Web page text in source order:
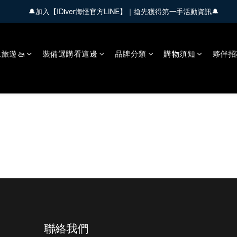
🚚 全館商品滿 $3,000 享免運優惠【會員限定】
🔔加入【IDiver海怪官方LINE】｜搶先獲得第一手活動資訊🔔
遊🚤 裝備選購看這邊 品牌分類 購物須知
夥伴
聯絡我們